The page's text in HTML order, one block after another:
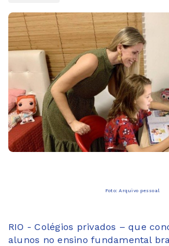
Foto: Arquivo pessoal
RIO - Colégios privados – que
alunos no ensino fundamental